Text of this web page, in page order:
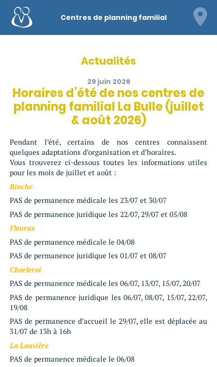
Centres de planning familial
Actualités
Horaires d’été de nos centres de
planning familial La Bulle (juillet
& août 2026)
29 juin 2026
Pendant l’été, certains de nos centres connaissent
quelques adaptations d’organisation et d’horaires.
Vous trouverez ci-dessous toutes les informations utiles
pour les mois de juillet et août :
Binche
PAS de permanence médicale les 23/07 et 30/07
PAS de permanence juridique les 22/07, 29/07 et 05/08
Fleurus
PAS de permanence médicale le 04/08
PAS de permanence juridique les 01/07 et 08/07
Charleroi
PAS de permanence médicale les 06/07, 13/07, 15/07, 20/07
PAS de permanence juridique les 06/07, 08/07, 15/07, 22/07,
19/08
PAS de permanence d’accueil le 29/07, elle est déplacée au
31/07 de 13h à 16h
La Louvière
PAS de permanence médicale le 06/08